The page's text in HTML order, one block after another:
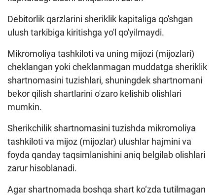
Debitorlik qarzlarini sheriklik kapitaliga qo'shgan
ulush tarkibiga kiritishga yo'l qo'yilmaydi.
Mikromoliya tashkiloti va uning mijozi (mijozlari)
cheklangan yoki cheklanmagan muddatga sheriklik
shartnomasini tuzishlari, shuningdek shartnomani
bekor qilish shartlarini o'zaro kelishib olishlari
mumkin.
Sherikchilik shartnomasini tuzishda mikromoliya
tashkiloti va mijoz (mijozlar) ulushlar hajmini va
foyda qanday taqsimlanishini aniq belgilab olishlari
zarur hisoblanadi.
Agar shartnomada boshqa shart ko‘zda tutilmagan